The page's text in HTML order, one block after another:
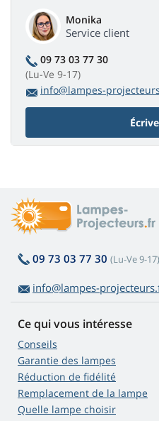
Monika
Service client
09 73 03 77 30
(Lu-Ve 9-17)
info@lampes-
09 73 03 77 30 (Lu-Ve 9-17)
info@lampes-
Ce qui vous intéresse
Conseils
Garantie des lampes
Réduction de fidélité
Remplacement de la lampe
Quelle lampe choisir